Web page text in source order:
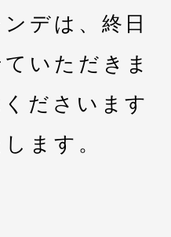
デは、終日
いただきま
ださいます
ます。